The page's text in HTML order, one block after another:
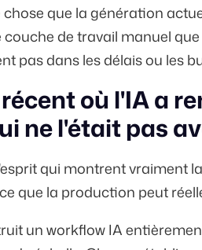
que la génération
de travail manuel
pas dans les délais ou les
où l'IA a
ne l'était pas
qui montrent vraiment
que la production peut
un workflow IA